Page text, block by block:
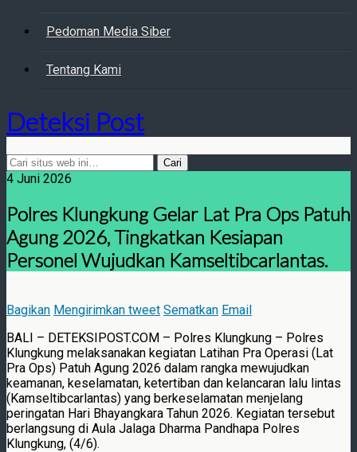
Pedoman Media Siber
Tentang Kami
Deteksi Post
4 Juni 2026
Polres Klungkung Gelar Lat Pra Ops Patuh
Agung 2026, Tingkatkan Kesiapan
Personel Wujudkan Kamseltibcarlantas.
Bagikan Mengirimkan tweet Sematkan Email
BALI – DETEKSIPOST.COM – Polres Klungkung – Polres
Klungkung melaksanakan kegiatan Latihan Pra Operasi (Lat
Pra Ops) Patuh Agung 2026 dalam rangka mewujudkan
keamanan, keselamatan, ketertiban dan kelancaran lalu lintas
(Kamseltibcarlantas) yang berkeselamatan menjelang
peringatan Hari Bhayangkara Tahun 2026. Kegiatan tersebut
berlangsung di Aula Jalaga Dharma Pandhapa Polres
Klungkung, (4/6).